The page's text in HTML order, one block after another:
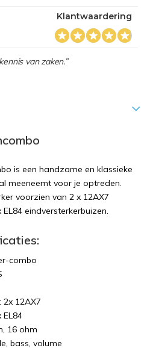
Klantwaardering
van zaken.”
is een handzame en klassieke
meeneemt voor je optreden.
voorzien van 2 x 12AX7
eindversterkerbuizen.
combo
2x 12AX7
EL84
16 ohm
bass, volume